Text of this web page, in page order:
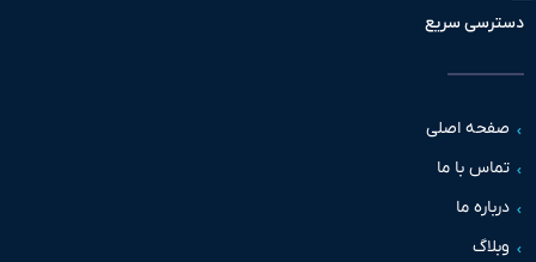
سریع
اصلی
با ما
ما